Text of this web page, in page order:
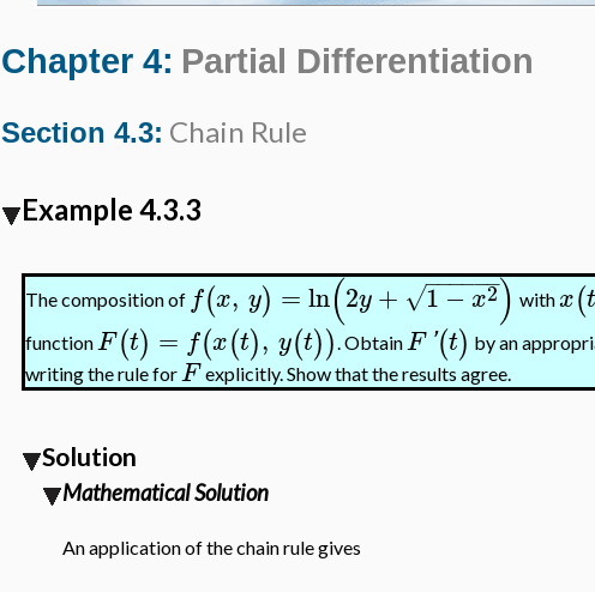
Chapter 4: Partial Differentiation
Section 4.3: Chain Rule
Example 4.3.3
The composition of f(x, y) =ln(2y+ 1−x2
− −
−−−−
√ )withx(t
functionF(t) = f(x(t), y(t)) . ObtainF '(t) by an
writing the rule forFexplicitly. Show that the results agree.
Solution
Mathematical Solution
An application of the chain rule gives